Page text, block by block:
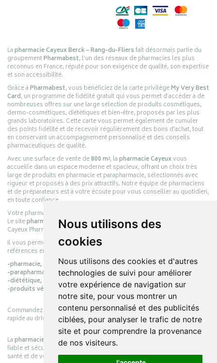
Nous utilisons des
cookies
Nous utilisons des cookies et d'autres
technologies de suivi pour améliorer
votre expérience de navigation sur
notre site, pour vous montrer un
contenu personnalisé et des publicités
ciblées, pour analyser le trafic de notre
site et pour comprendre la provenance
de nos visiteurs.
Lapharmacie Cayeux Berck – Rang-du-Fliersfait désormais partie du
groupementPharmabest, l’un des réseaux de pharmacies les plus
reconnus en France, réputé pour son exigence de qualité, son expertise
et son accessibilité.
Grâce àPharmabest, vous bénéficiez de la carte privilègeMy Very Best
Card, un programme de fidélité gratuit qui vous permet d’accéder à de
nombreuses offres sur une large sélection de produits cosmétiques,
dermo-cosmétiques, diététiques et bien-être, proposés par les plus
grands laboratoires. Cette carte vous permet également de cumuler
des points fidélité et de recevoir régulièrement des bons d’achat, tout
en conservant un accompagnement personnalisé et des conseils
pharmaceutiques de qualité.
Avec une surface de vente de800 m², lapharmacie Cayeuxvous
accueille dans un espace moderne et spacieux, offrant un choix très
large de produits en pharmacie et parapharmacie, sélectionnés avec
rigueur et proposés à des prix attractifs. Notre équipe de pharmaciens
et de préparateurs est à votre écoute pour vous conseiller au quotidien,
en toute confiance.
Votre pharmacie en ligne :
Le sitepharmacie-cayeux.frest le prolongement digital de la pharmacie
Cayeux Pharmabest Berck-sur-Mer – Rang-du-Fliers.
Il vous permet de réaliser vos achats en ligne parmi des milliers de
références en :
-pharmacie,
-parapharmacie,
-diététique,
-produits vétérinaires.
Commandez simplement vos produits en ligne et choisissez le retrait
rapide au drive ou la livraison à domicile, en toute simplicité.
Lapharmacie Cayeuxs’engage à vous offrir une expérience pratique,
fiable et sécurisée, en officine comme en ligne, au service de votre
santé et de votre bien-être.